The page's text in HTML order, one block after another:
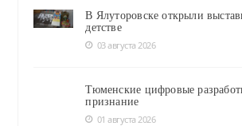
В Ялуторовске открыли
детстве
03 августа 2026
Тюменские цифровые
признание
01 августа 2026